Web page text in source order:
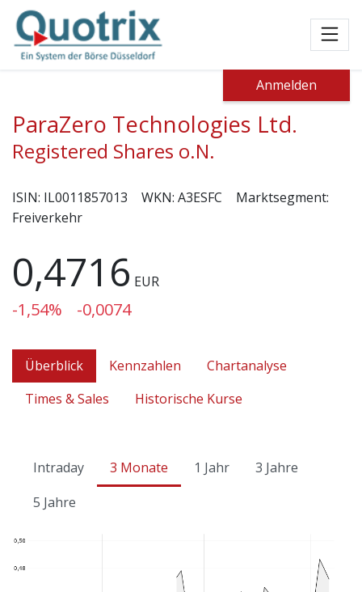
Anmelden
ParaZero Technologies Ltd.
Registered Shares o.N.
ISIN: IL0011857013 WKN: A3ESFC
Marktsegment:
Freiverkehr
0,4716 EUR
-1,54% -0,0074
Überblick Kennzahlen
Chartanalyse
Times & Sales
Historische Kurse
Intraday 3 Monate 1 Jahr
3 Jahre
5 Jahre